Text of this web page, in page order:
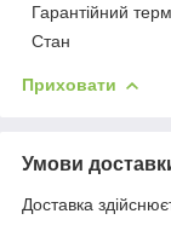
Гарантійний
Стан
Приховати
Умови
Доставка